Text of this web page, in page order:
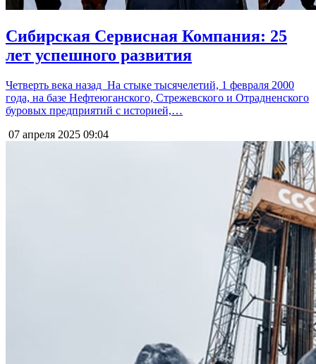
Сибирская Сервисная Компания: 25
лет успешного развития
Четверть века назад На стыке тысячелетий, 1 февраля 2000
года, на базе Нефтеюганского, Стрежевского и Отрадненского
буровых предприятий с историей,…
07 апреля 2025 09:04